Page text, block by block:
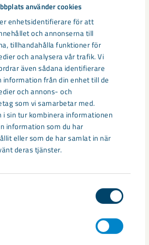
använder cookies
enhetsidentifierare för att
och annonserna till
tillhandahålla funktioner för
och analysera vår trafik. Vi
även sådana identifierare
information från din enhet till de
och annons- och
som vi samarbetar med.
i sin tur kombinera informationen
information som du har
eller som de har samlat in när
deras tjänster.
innehåll
robotar öka
i framtidens gruva
robotar, människoliknande
och ben, går snabbt. I takt med att